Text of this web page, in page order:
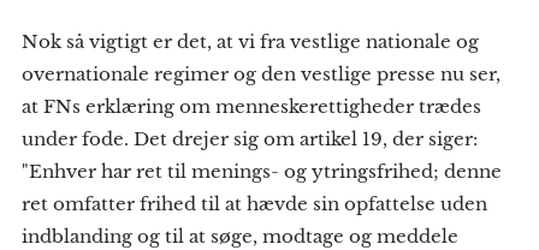
Nok så vigtigt er det, at vi fra vestlige nationale og
overnationale regimer og den vestlige presse nu ser,
at FNs erklæring om menneskerettigheder trædes
under fode. Det drejer sig om artikel 19, der siger:
"Enhver har ret til menings- og ytringsfrihed; denne
ret omfatter frihed til at hævde sin opfattelse uden
indblanding og til at søge, modtage og meddele